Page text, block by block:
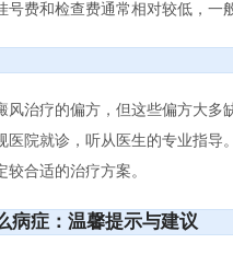
费和检查费通常相对较低，一
风治疗的偏方，但这些偏方大
医院就诊，听从医生的专业指导
合适的治疗方案。
病症：温馨提示与建议